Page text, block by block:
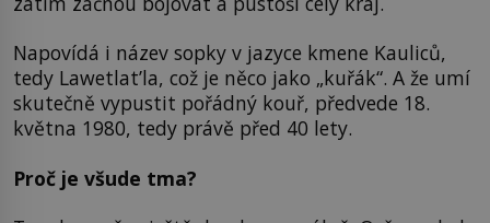
Napovídá i název sopky v jazyce kmene Kauliců,
tedy Lawetlat’la, což je něco jako „kuřák“. A že umí
skutečně vypustit pořádný kouř, předvede 18.
května 1980, tedy právě před 40 lety.
Proč je všude tma?